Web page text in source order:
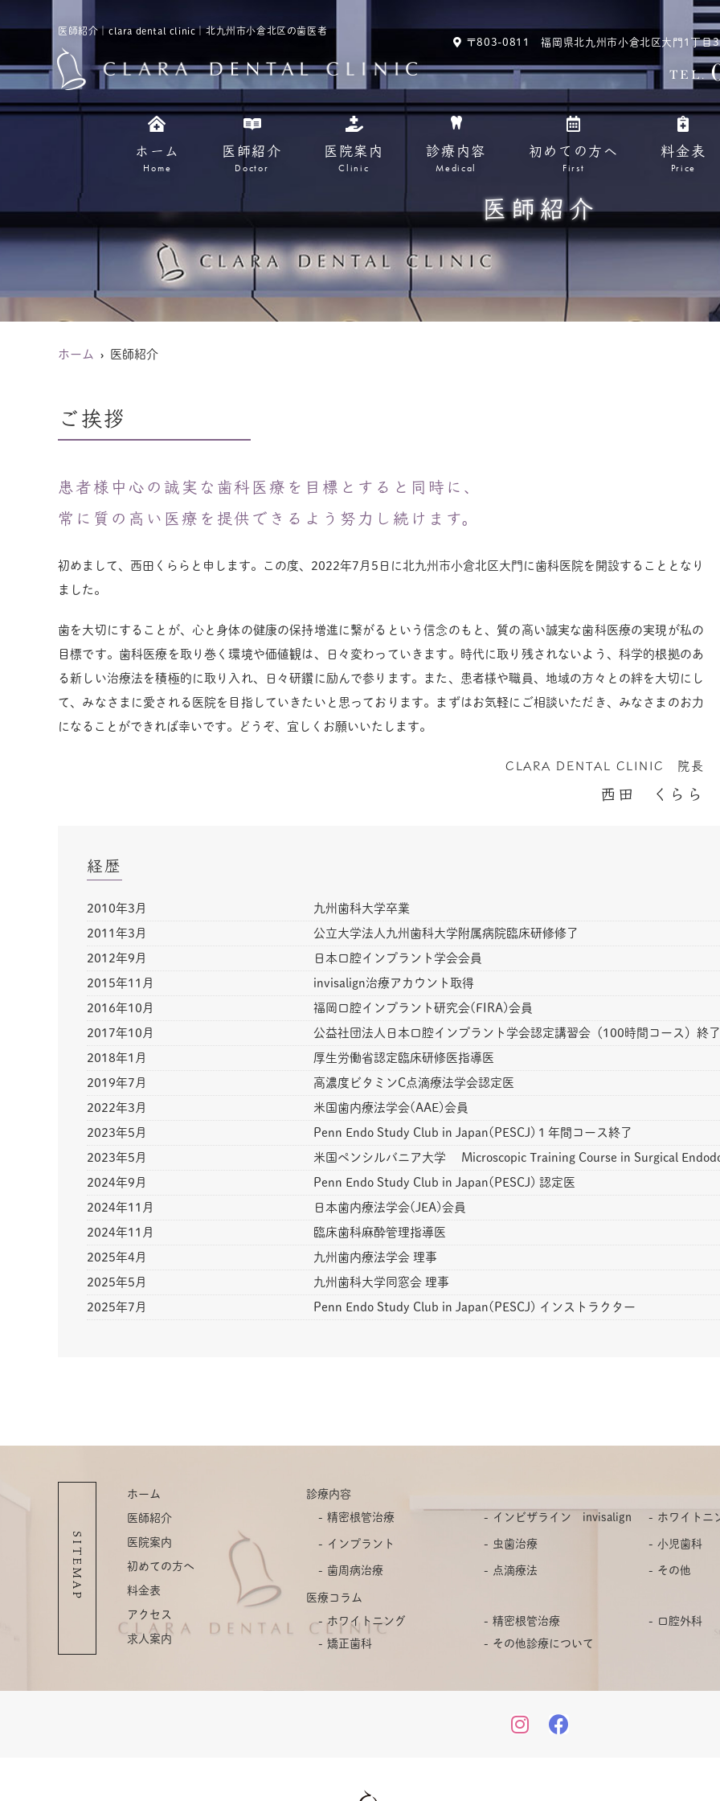
医師紹介｜clara dental clinic｜北九州市小倉北区の歯医者
〒803-0811 福岡県北九州市小倉北区大門1丁目
TEL.
ホーム
Home
医師紹介
Doctor
医院案内
Clinic
診療内容
Medical
初めての方へ
First
料金表
Price
医師紹介
ホーム 医師紹介
ご挨拶
患者様中心の誠実な歯科医療を目標とすると同時に、
常に質の高い医療を提供できるよう努力し続けます。
初めまして、西田くららと申します。この度、2022年7月5日に北九州市小倉北区大門に歯科医院を開設することとなり
ました。
歯を大切にすることが、心と身体の健康の保持増進に繋がるという信念のもと、質の高い誠実な歯科医療の実現が私の
目標です。歯科医療を取り巻く環境や価値観は、日々変わっていきます。時代に取り残されないよう、科学的根拠のあ
る新しい治療法を積極的に取り入れ、日々研鑽に励んで参ります。また、患者様や職員、地域の方々との絆を大切にし
て、みなさまに愛される医院を目指していきたいと思っております。まずはお気軽にご相談いただき、みなさまのお力
になることができれば幸いです。どうぞ、宜しくお願いいたします。
CLARA DENTAL CLINIC 院長
西田 くらら
経歴
2010年3月 九州歯科大学卒業
2011年3月 公立大学法人九州歯科大学附属病院臨床研修修了
2012年9月 日本口腔インプラント学会会員
2015年11月 invisalign治療アカウント取得
2016年10月 福岡口腔インプラント研究会(FIRA)会員
2017年10月 公益社団法人日本口腔インプラント学会認定講習会（100時間コース）終了
2018年1月 厚生労働省認定臨床研修医指導医
2019年7月 高濃度ビタミンC点滴療法学会認定医
2022年3月 米国歯内療法学会(AAE)会員
2023年5月 Penn Endo Study Club in Japan(PESCJ)１年間コース終了
2023年5月 米国ペンシルバニア大学 Microscopic Training Course in Surgical
2024年9月 Penn Endo Study Club in Japan(PESCJ) 認定医
2024年11月 日本歯内療法学会(JEA)会員
2024年11月 臨床歯科麻酔管理指導医
2025年4月 九州歯内療法学会 理事
2025年5月 九州歯科大学同窓会 理事
2025年7月 Penn Endo Study Club in Japan(PESCJ) インストラクター
SITEMAP
ホーム
医師紹介
医院案内
初めての方へ
料金表
アクセス
求人案内
診療内容
精密根管治療 インビザライン invisalign ホワイトニ
インプラント 虫歯治療 小児歯科
歯周病治療 点滴療法 その他
医療コラム
ホワイトニング 精密根管治療
口腔外科
矯正歯科
その他診療について